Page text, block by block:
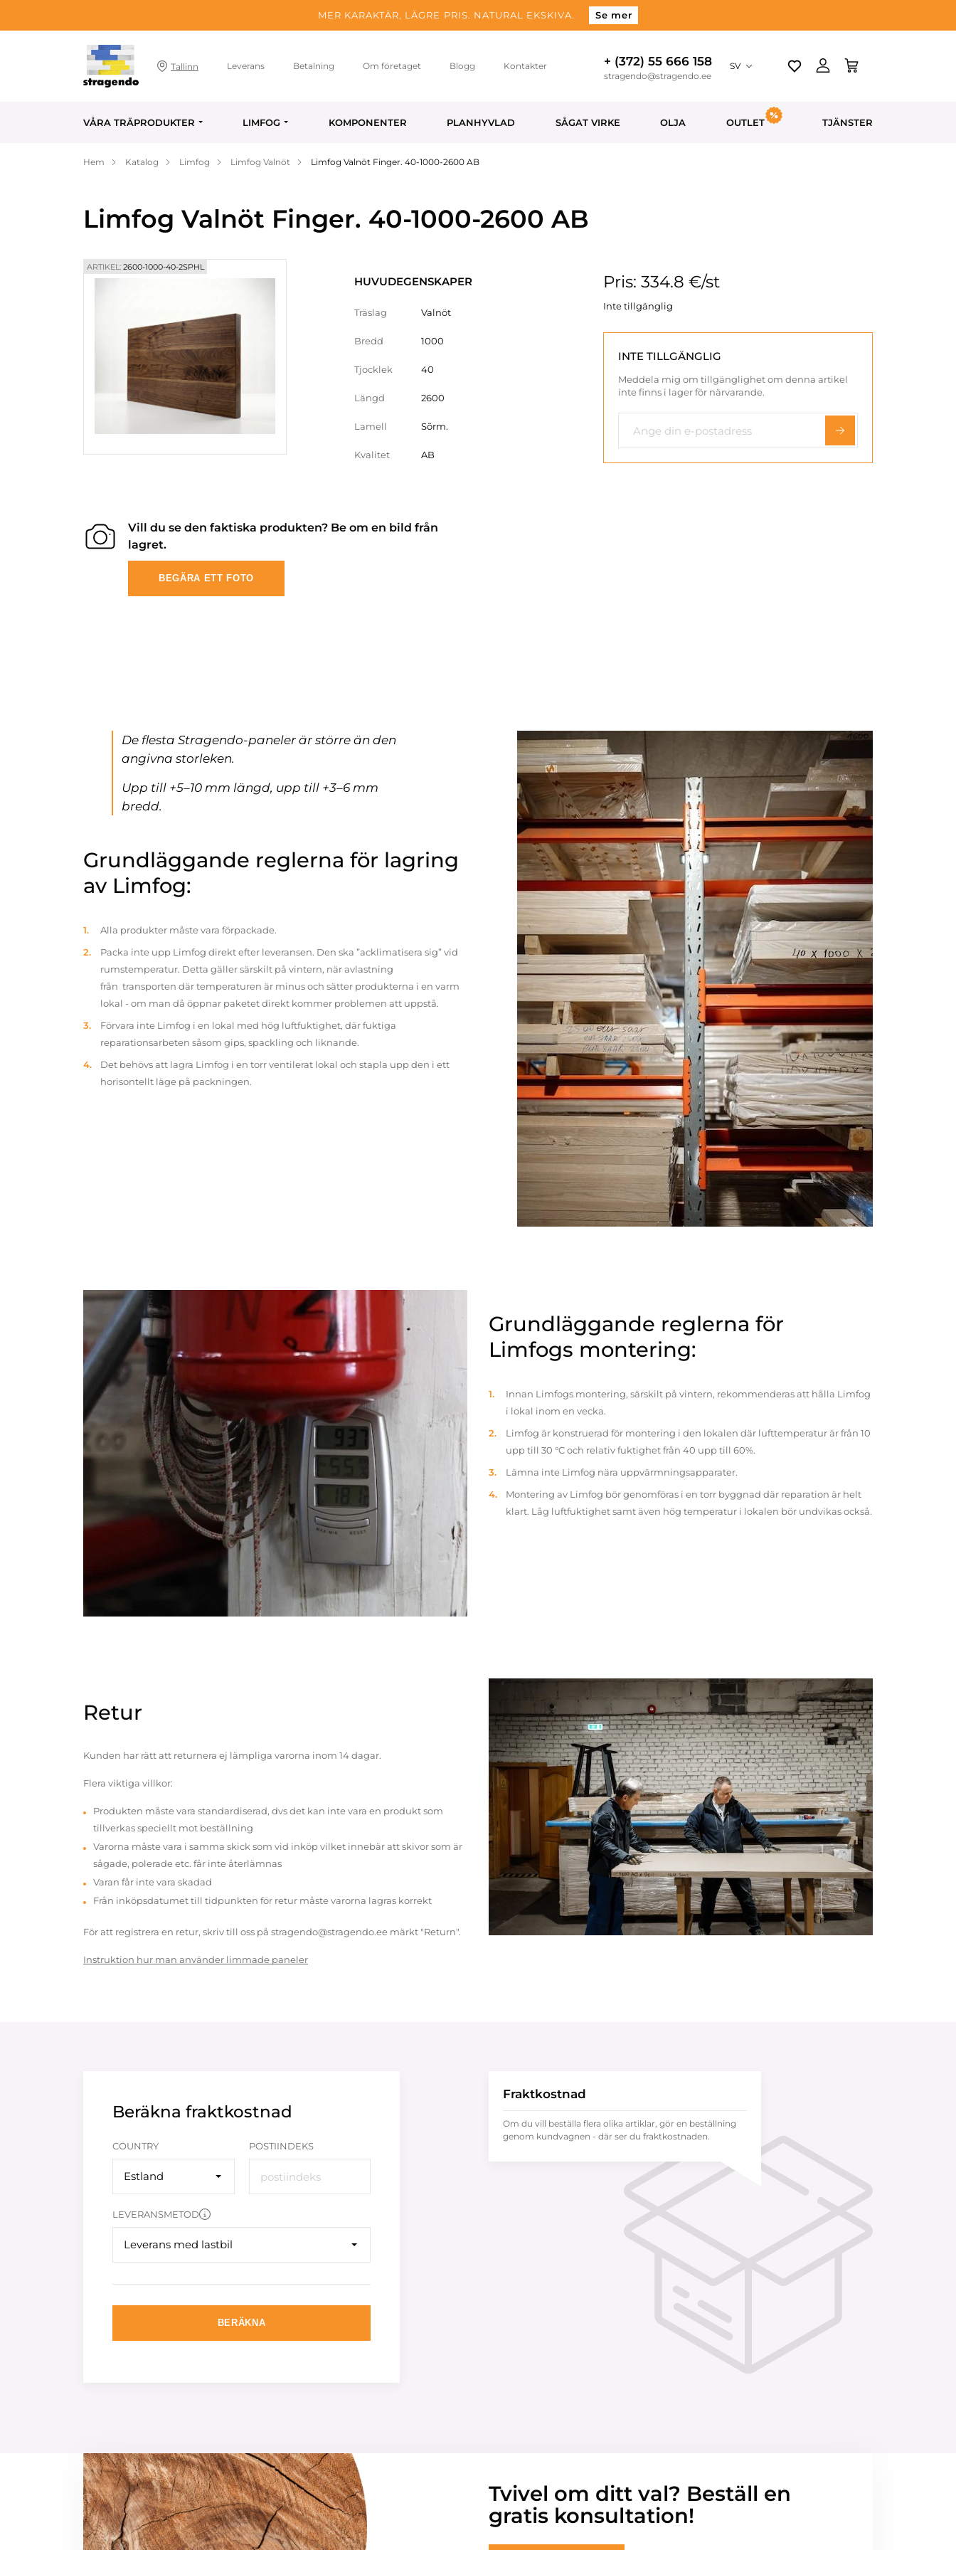
MER KARAKTÄR, LÄGRE PRIS. NATURAL EKSKIVA. Se mer
Tallinn Leverans Betalning Om företaget Blogg Kontakter + (372) 55 666 158
stragendo@stragendo.ee
SV
VÅRA TRÄPRODUKTER LIMFOG KOMPONENTER PLANHYVLAD SÅGAT VIRKE OLJA OUTLET TJÄNSTER
Hem Katalog Limfog Limfog Valnöt Limfog Valnöt Finger. 40-1000-2600 AB
Limfog Valnöt Finger. 40-1000-2600 AB
ARTIKEL: 2600-1000-40-2SPHL
HUVUDEGENSKAPER
Träslag Valnöt
Bredd 1000
Tjocklek 40
Längd 2600
Lamell Sõrm.
Kvalitet AB
Pris: 334.8 €/st
Inte tillgänglig
INTE TILLGÄNGLIG
Meddela mig om tillgänglighet om denna artikel
inte finns i lager för närvarande.
Vill du se den faktiska produkten? Be om en bild från
lagret.
BEGÄRA ETT FOTO
De flesta Stragendo-paneler är större än den
angivna storleken.
Upp till +5–10 mm längd, upp till +3–6 mm
bredd.
Grundläggande reglerna för lagring
av Limfog:
Alla produkter måste vara förpackade.
Packa inte upp Limfog direkt efter leveransen. Den ska ”acklimatisera sig” vid
rumstemperatur. Detta gäller särskilt på vintern, när avlastning
från transporten där temperaturen är minus och sätter produkterna i en varm
lokal - om man då öppnar paketet direkt kommer problemen att uppstå.
Förvara inte Limfog i en lokal med hög luftfuktighet, där fuktiga
reparationsarbeten såsom gips, spackling och liknande.
Det behövs att lagra Limfog i en torr ventilerat lokal och stapla upp den i ett
horisontellt läge på packningen.
Grundläggande reglerna för
Limfogs montering:
Innan Limfogs montering, särskilt på vintern, rekommenderas att hålla Limfog
i lokal inom en vecka.
Limfog är konstruerad för montering i den lokalen där lufttemperatur är från 10
upp till 30 °C och relativ fuktighet från 40 upp till 60%.
Lämna inte Limfog nära uppvärmningsapparater.
Montering av Limfog bör genomföras i en torr byggnad där reparation är helt
klart. Låg luftfuktighet samt även hög temperatur i lokalen bör undvikas också.
Retur
Kunden har rätt att returnera ej lämpliga varorna inom 14 dagar.
Flera viktiga villkor:
Produkten måste vara standardiserad, dvs det kan inte vara en produkt som
tillverkas speciellt mot beställning
Varorna måste vara i samma skick som vid inköp vilket innebär att skivor som är
sågade, polerade etc. får inte återlämnas
Varan får inte vara skadad
Från inköpsdatumet till tidpunkten för retur måste varorna lagras korrekt
För att registrera en retur, skriv till oss på stragendo@stragendo.ee märkt "Return".
Instruktion hur man använder limmade paneler
Beräkna fraktkostnad
COUNTRY
Estland
POSTIINDEKS
LEVERANSMETOD
Leverans med lastbil
BERÄKNA
Fraktkostnad
Om du vill beställa flera olika artiklar, gör en beställning
genom kundvagnen - där ser du fraktkostnaden.
Tvivel om ditt val? Beställ en
gratis konsultation!